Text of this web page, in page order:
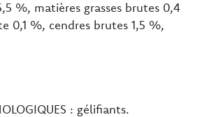
%, matières grasses brutes 0,4
0,1 %, cendres brutes 1,5 %,
: gélifiants.